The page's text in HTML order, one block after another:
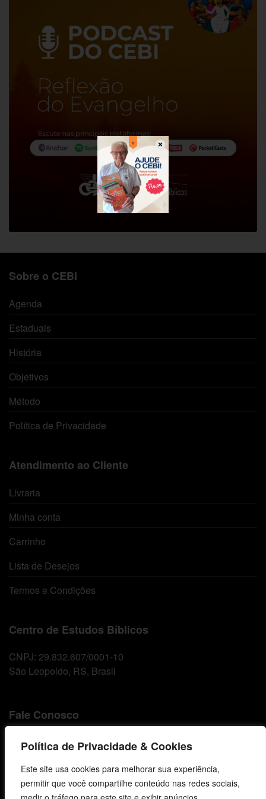
Política de Privacidade & Cookies
Este site usa cookies para melhorar sua experiência,
permitir que você compartilhe conteúdo nas redes sociais,
Sobre o CEBI
Agenda
Estaduais
História
Objetivos
Método
Política de Privacidade
Atendimento ao Cliente
Livraria
Minha conta
Carrinho
Lista de Desejos
Termos e Condições
Centro de Estudos Bíblicos
CNPJ: 29.832.607/0001-10
São Leopoldo, RS, Brasil
Fale Conosco
E-mails
comunicacao@cebi.org.br
WhatsApp / Vendas